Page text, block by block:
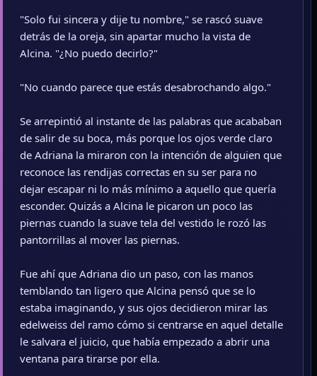
"Solo fui sincera y dije tu nombre," se rascó suave
detrás de la oreja, sin apartar mucho la vista de
Alcina. "¿No puedo decirlo?"
"No cuando parece que estás desabrochando algo."
Se arrepintió al instante de las palabras que acababan
de salir de su boca, más porque los ojos verde claro
de Adriana la miraron con la intención de alguien que
reconoce las rendijas correctas en su ser para no
dejar escapar ni lo más mínimo a aquello que quería
esconder. Quizás a Alcina le picaron un poco las
piernas cuando la suave tela del vestido le rozó las
pantorrillas al mover las piernas.
Fue ahí que Adriana dio un paso, con las manos
temblando tan ligero que Alcina pensó que se lo
estaba imaginando, y sus ojos decidieron mirar las
edelweiss del ramo cómo si centrarse en aquel detalle
le salvara el juicio, que había empezado a abrir una
ventana para tirarse por ella.